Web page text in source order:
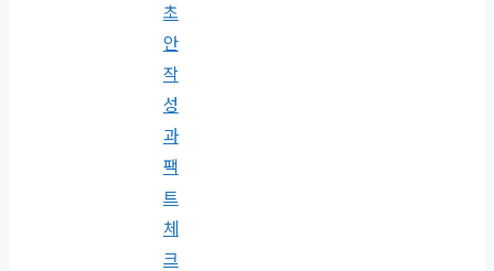
초
안
작
성
과
팩
트
체
크